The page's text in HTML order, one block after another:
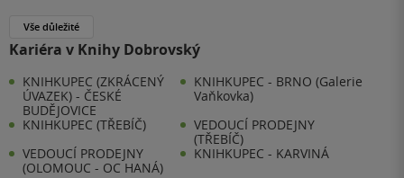
Vše důležité
Kariéra v Knihy Dobrovský
KNIHKUPEC (ZKRÁCENÝ
ÚVAZEK) - ČESKÉ
BUDĚJOVICE
KNIHKUPEC - BRNO (Galerie
Vaňkovka)
KNIHKUPEC (TŘEBÍČ)
VEDOUCÍ PRODEJNY
(TŘEBÍČ)
VEDOUCÍ PRODEJNY
(OLOMOUC - OC HANÁ)
KNIHKUPEC - KARVINÁ